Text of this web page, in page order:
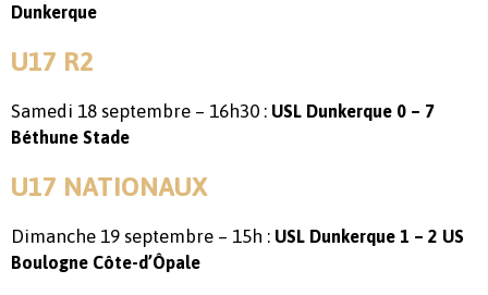
Dunkerque
U17 R2
Samedi 18 septembre – 16h30 : USL Dunkerque 0 – 7
Béthune Stade
U17 NATIONAUX
Dimanche 19 septembre – 15h : USL Dunkerque 1 – 2 US
Boulogne Côte-d’Ôpale